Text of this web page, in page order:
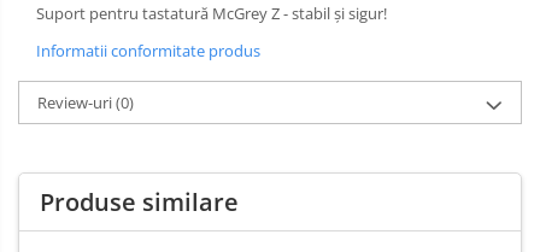
Suport pentru tastatură McGrey Z - stabil și sigur!
Informatii conformitate produs
Review-uri(0)
Produse similare